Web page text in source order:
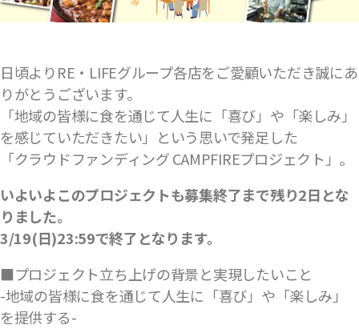
日頃よりRE・LIFEグループ各店をご愛顧いただき誠にあ
りがとうございます。
「地域の皆様に食を通じて人生に「喜び」や「楽しみ」
を感じていただきたい」という思いで発足した
「クラウドファンディング CAMPFIREプロジェクト」。
いよいよこのプロジェクトも募集終了まで残り2日とな
りました。
3/19(日)23:59で終了となります。
■プロジェクト立ち上げの背景と実現したいこと
-地域の皆様に食を通じて人生に「喜び」や「楽しみ」
を提供する-